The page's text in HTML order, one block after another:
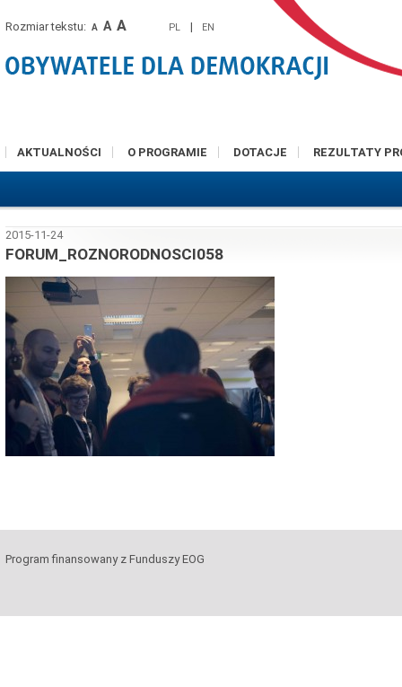
Rozmiar tekstu: A A A PL | EN
AKTUALNOŚCI O PROGRAMIE DOTACJE REZULTATY
2015-11-24
FORUM_ROZNORODNOSCI058
Program finansowany z Funduszy EOG